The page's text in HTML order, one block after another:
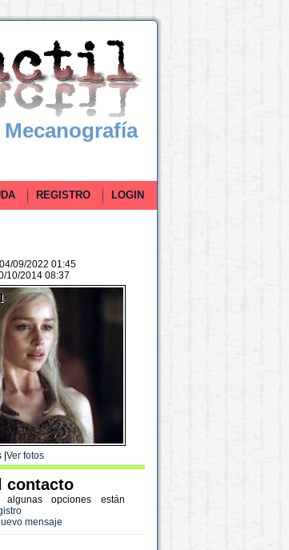
REGISTRO LOGIN
09/2022 01:45
10/2014 08:37
Ver fotos
contacto
opciones están
mensaje